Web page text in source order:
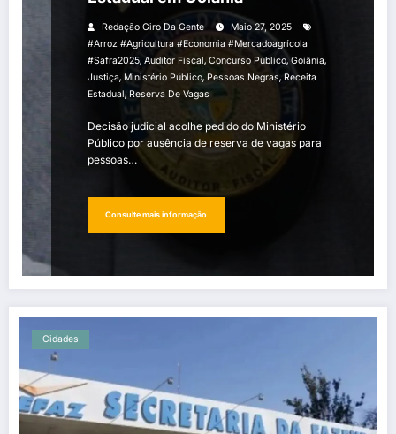
Redação Giro Da Gente
Maio 27, 2025
#arroz #agricultura #economia #mercadoagrícola
#safra2025, Auditor Fiscal, Concurso Público,Goiânia,
Justiça, Ministério Público, Pessoas Negras, Receita
Estadual, Reserva De Vagas
Decisão judicial acolhe pedido do Ministério
Público por ausência de reserva de vagas para
pessoas…
Consulte mais informação
Cidades